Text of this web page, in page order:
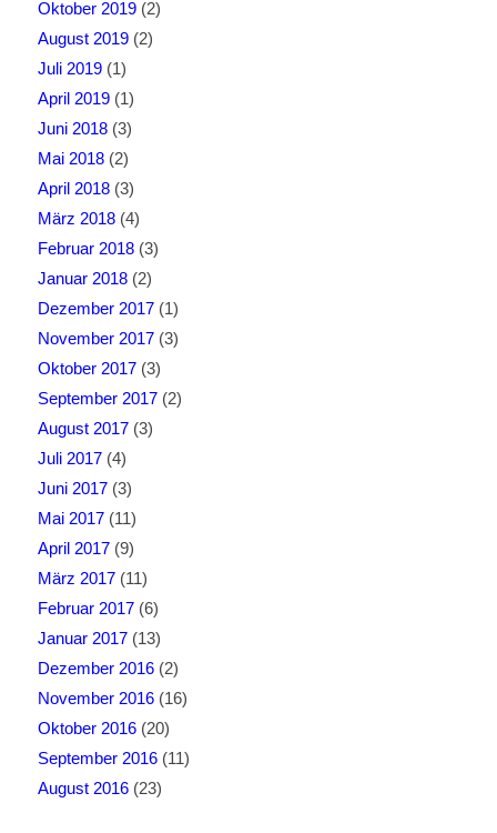
Oktober 2019(2)
August 2019(2)
Juli 2019(1)
April 2019(1)
Juni 2018(3)
Mai 2018(2)
April 2018(3)
März 2018(4)
Februar 2018(3)
Januar 2018(2)
Dezember 2017(1)
November 2017(3)
Oktober 2017(3)
September 2017(2)
August 2017(3)
Juli 2017(4)
Juni 2017(3)
Mai 2017(11)
April 2017(9)
März 2017(11)
Februar 2017(6)
Januar 2017(13)
Dezember 2016(2)
November 2016(16)
Oktober 2016(20)
September 2016(11)
August 2016(23)